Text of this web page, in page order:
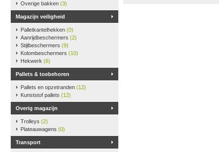
Overige bakken (3)
Magazijn veiligheid
Palletkantelhekken (0)
Aanrijdbeschermers (2)
Stijlbeschermers (9)
Kolombeschermers (10)
Hekwerk (6)
Pallets & toebehoren
Pallets en opzetranden (12)
Kunststof pallets (12)
Overig magazijn
Trolleys (2)
Plateauwagens (0)
Transport